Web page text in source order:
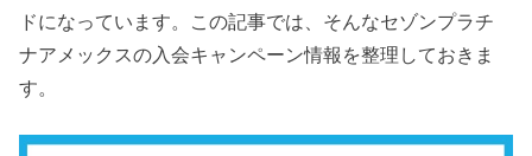
ドになっています。この記事では、そんなセゾンプラチ
ナアメックスの入会キャンペーン情報を整理しておきま
す。